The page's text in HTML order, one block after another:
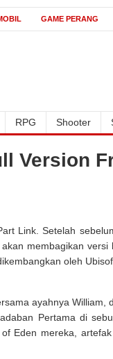
GAME PERANG
RPG Shooter
Version
Link. Setelah
membagikan versi
oleh
ayahnya William,
Pertama di
Eden mereka,